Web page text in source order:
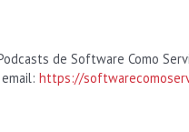
de Software Como
email:https://